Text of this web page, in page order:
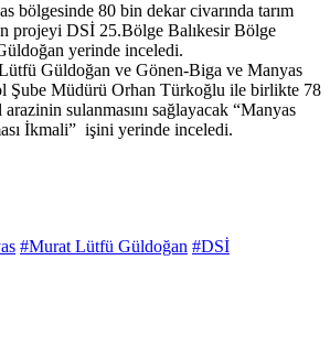
bölgesinde 80 bin dekar civarında tarım
projeyi DSİ 25.Bölge Balıkesir Bölge
yerinde inceledi.
Güldoğan ve Gönen-Biga ve Manyas
Şube Müdürü Orhan Türkoğlu ile birlikte 78
sulanmasını sağlayacak “Manyas
İkmali” işini yerinde inceledi.
#Murat Lütfü Güldoğan #DSİ